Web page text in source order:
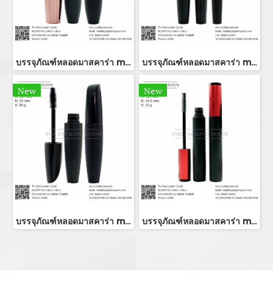
บรรจุภัณฑ์หลอดมาสคาร่า mascara tube/ mascara bottle ขวมมาสคาร่า จำหน่ายบรรจุภัณฑ์เครื่องสำอางทุกประเภท บรรจุภัณฑ์หลอดมาสคาร่า mascara tube/ mascara bottle ขวมมาสคาร่า จำหน่ายบรรจุภัณฑ์เครื่องสำอางทุกประเภท
New
บรรจุภัณฑ์หลอดมาสคาร่า mascara tube/ mascara bottle ขวมมาสคาร่า จำหน่ายบรรจุภัณฑ์เครื่องสำอางทุกประเภท
New
บรรจุภัณฑ์หลอดมาสคาร่า mascara tube/ mascara bottle ขวมมาสคาร่า จำหน่ายบรรจุภัณฑ์เครื่องสำอางทุกประเภท